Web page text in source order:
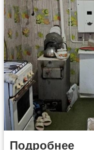
Подробнее